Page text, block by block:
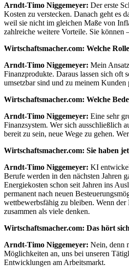
Arndt-Timo Niggemeyer: Der erste
Kosten zu verstecken. Danach geht es
weil sie nicht im gleichen Maße von
zahlreiche weitere Vorteile. Sie können
Wirtschaftsmacher.com: Welche
Arndt-Timo Niggemeyer: Mein
Finanzprodukte. Daraus lassen sich oft
umsetzbar sind und zu meinem Kunden
Wirtschaftsmacher.com: Welche
Arndt-Timo Niggemeyer: Eine sehr
Finanzsystem. Wer sich ausschließlich
bereit zu sein, neue Wege zu gehen.
Wirtschaftsmacher.com: Sie haben
Arndt-Timo Niggemeyer: KI
Berufe werden in den nächsten Jahren
Energiekosten schon seit Jahren ins
permanent nach neuen
wettbewerbsfähig zu bleiben. Wenn
zusammen als viele denken.
Wirtschaftsmacher.com: Das hört
Arndt-Timo Niggemeyer: Nein, denn
Möglichkeiten an, uns bei unseren
Entwicklungen am Arbeitsmarkt.